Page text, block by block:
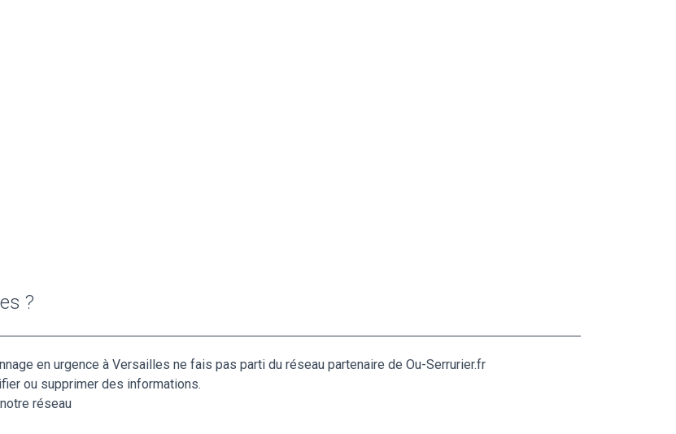
?
en urgence à Versailles ne fais pas parti du réseau partenaire de Ou-Serrurier.fr
ou supprimer des informations.
réseau